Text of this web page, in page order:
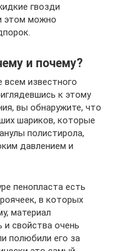
гвозди
этом можно
и почему?
всем известного
к этому
вы обнаружите, что
шариков, которые
полистирола,
давлением и
пенопласта есть
в которых
материал
свойства очень
полюбили его за